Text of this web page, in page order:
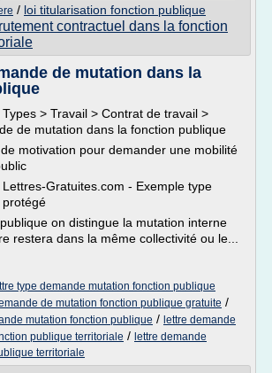
/ loi titularisation fonction publique
contractuel dans la fonction
de mutation dans la
> Travail > Contrat de travail >
de mutation dans la fonction publique
motivation pour demander une mobilité
Gratuites.com - Exemple type
on distingue la mutation interne
restera dans la même collectivité ou le...
type demande mutation fonction publique
de mutation fonction publique gratuite /
mutation fonction publique / lettre demande
publique territoriale / lettre demande
territoriale